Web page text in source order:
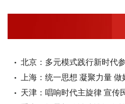
北京：多元模式践行新时代
上海：统一思想 凝聚力量
天津：唱响时代主旋律 宣传